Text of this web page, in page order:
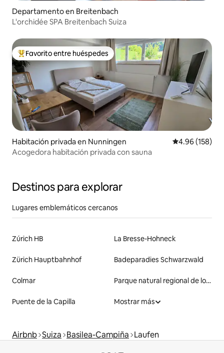
Departamento en Breitenbach
L'orchidée SPA Breitenbach Suiza
De los mejores en Favorito entre huéspedes
Favorito entre huéspedes
Habitación privada en Nunningen Calificación
4.96 (158)
Acogedora habitación privada con sauna
Destinos para explorar
Lugares emblemáticos cercanos
Zúrich HB La Bresse-Hohneck
Zürich Hauptbahnhof Badeparadies Schwarzwald
Colmar Parque natural regional de los Vosgos
Puente de la Capilla Mostrar más
Airbnb Suiza Basilea-Campiña Laufen